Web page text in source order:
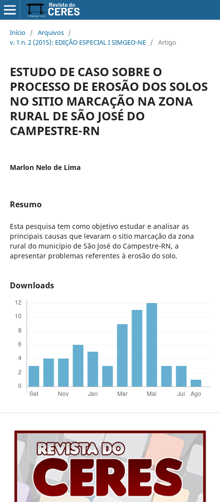
Início / Arquivos /
v. 1 n. 2 (2015): EDIÇÃO ESPECIAL I SIMGEO-NE / Artigo
ESTUDO DE CASO SOBRE O
PROCESSO DE EROSÃO DOS SOLOS
NO SITIO MARCAÇÃO NA ZONA
RURAL DE SÃO JOSÉ DO
CAMPESTRE-RN
Marlon Nelo de Lima
Resumo
Esta pesquisa tem como objetivo estudar e analisar as
principais causas que levaram o sitio marcação da zona
rural do município de São José do Campestre-RN, a
apresentar problemas referentes à erosão do solo.
Downloads